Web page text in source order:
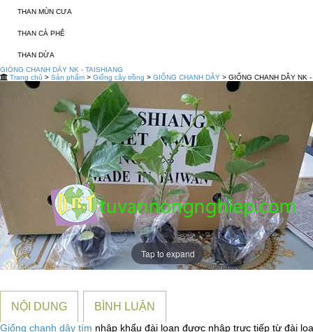
THAN MÙN CƯA
THAN CÀ PHÊ
THAN DỪA
GIỐNG CHANH DÂY NK - TAISHIANG
Trang chủ > Sản phẩm > Giống cây trồng > GIỐNG CHANH DÂY > GIỐNG CHANH DÂY NK
Tap to expand
NỘI DUNG BÌNH LUẬN
Giống chanh dây tím nhập khẩu đài loan được nhập trực tiếp từ đài